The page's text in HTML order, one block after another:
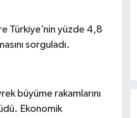
Türkiye’nin yüzde 4,8
sorguladı.
büyüme rakamlarını
Ekonomik